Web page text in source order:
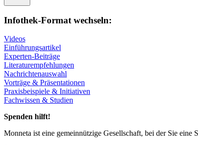
Infothek-Format wechseln:
Videos
Einführungsartikel
Experten-Beiträge
Literaturempfehlungen
Nachrichtenauswahl
Vorträge & Präsentationen
Praxisbeispiele & Initiativen
Fachwissen & Studien
Spenden hilft!
Monneta ist eine gemeinnützige Gesellschaft, bei der Sie eine